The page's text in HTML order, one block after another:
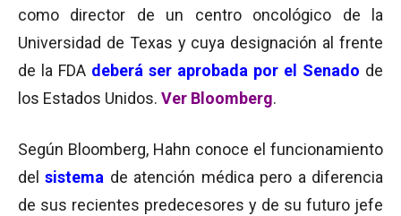
como director de un centro oncológico de la
Universidad de Texas y cuya designación al frente
de la FDA deberá ser aprobada por el Senado de
los Estados Unidos. Ver Bloomberg.
Según Bloomberg, Hahn conoce el funcionamiento
delsistema de atención médica pero a diferencia
de sus recientes predecesores y de su futuro jefe